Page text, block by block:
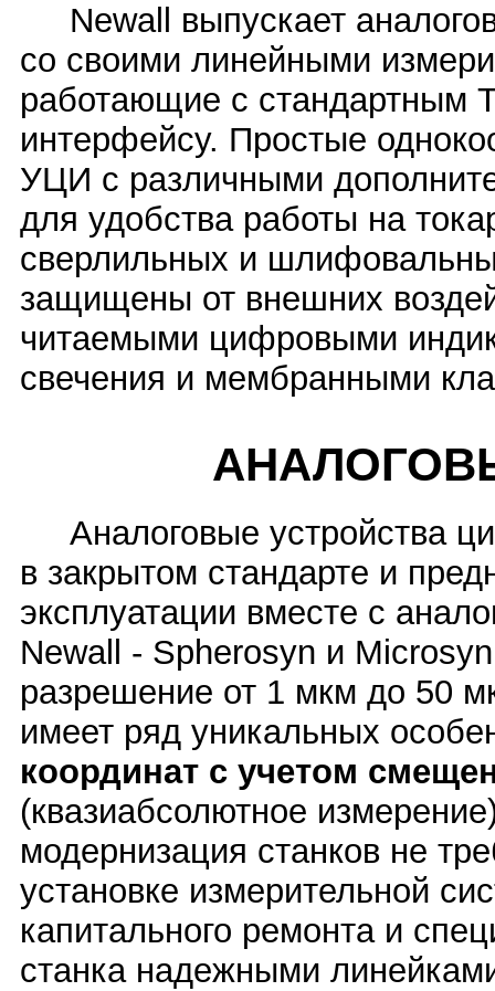
Newall выпускает
со своими линейными
работающие с стандартным
интерфейсу. Простые
УЦИ с различными
для удобства работы на
сверлильных и
защищены от внешних
читаемыми цифровыми
свечения и мембранными
Аналоговые устройства
в закрытом стандарте и
эксплуатации вместе с
Newall - Spherosyn и
разрешение от 1 мкм до 50
имеет ряд уникальных
координат с учетом
(квазиабсолютное
модернизация станков не
установке измерительной
капитального ремонта и
станка надежными